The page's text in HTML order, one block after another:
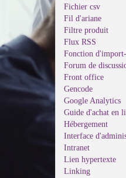
Fichier csv
Fil d'ariane
Filtre produit
Flux RSS
Fonction
Forum de
Front office
Gencode
Google Analytics
Guide d'achat en
Hébergement
Interface
Intranet
Lien hypertexte
Linking